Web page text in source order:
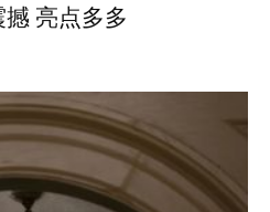
亮点多多